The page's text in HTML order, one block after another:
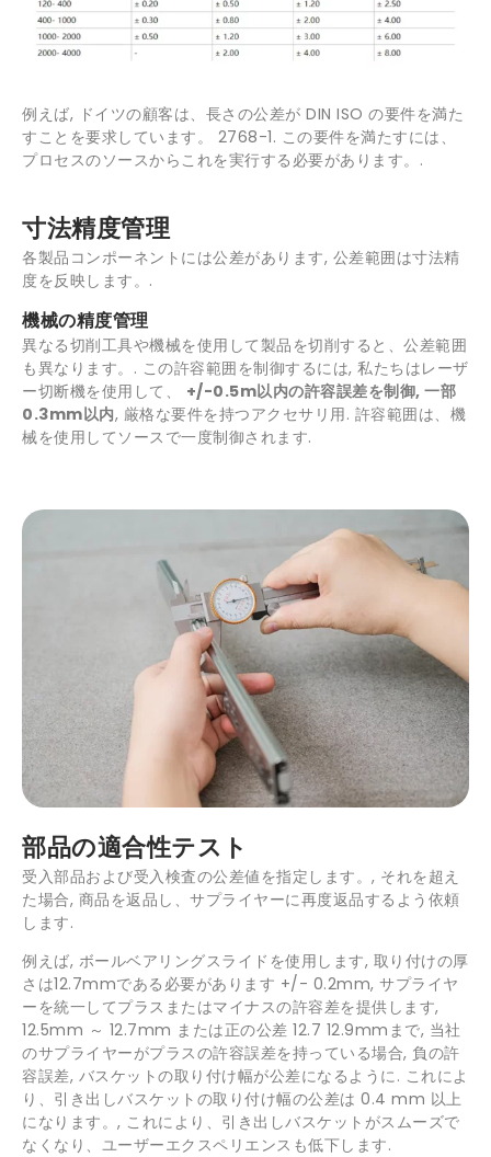
寸法精度管理
各製品コンポーネントには公差があります, 公差範囲は寸法精
度を反映します。.
機械の精度管理
異なる切削工具や機械を使用して製品を切削すると、公差範囲
も異なります。. この許容範囲を制御するには, 私たちはレーザ
ー切断機を使用して、 +/-0.5m以内の許容誤差を制御, 一部
0.3mm以内, 厳格な要件を持つアクセサリ用. 許容範囲は、機
械を使用してソースで一度制御されます.
例えば, ドイツの顧客は、長さの公差が DIN ISO の要件を満た
すことを要求しています。 2768-1. この要件を満たすには、
プロセスのソースからこれを実行する必要があります。.
部品の適合性テスト
受入部品および受入検査の公差値を指定します。, それを超え
た場合, 商品を返品し、サプライヤーに再度返品するよう依頼
します.
例えば, ボールベアリングスライドを使用します, 取り付けの厚
さは12.7mmである必要があります +/- 0.2mm, サプライヤ
ーを統一してプラスまたはマイナスの許容差を提供します,
12.5mm ～ 12.7mm または正の公差 12.7 12.9mmまで, 当社
のサプライヤーがプラスの許容誤差を持っている場合, 負の許
容誤差, バスケットの取り付け幅が公差になるように. これによ
り、引き出しバスケットの取り付け幅の公差は 0.4 mm 以上
になります。, これにより、引き出しバスケットがスムーズで
なくなり、ユーザーエクスペリエンスも低下します.